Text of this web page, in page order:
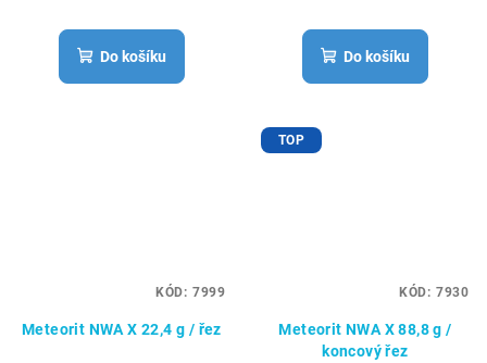
Do košíku Do košíku
Meteorit NWA X 22,4 g / řez
KÓD: 7999
TOP
Meteorit NWA X 88,8 g /
koncový řez
KÓD: 7930